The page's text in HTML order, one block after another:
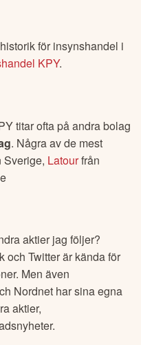
för insynshandel i
KPY.
titar ofta på andra bolag
. Några av de mest
Sverige, Latourfrån
aktier jag följer?
och Twitter är kända för
Men även
Nordnet har sina egna
aktier,